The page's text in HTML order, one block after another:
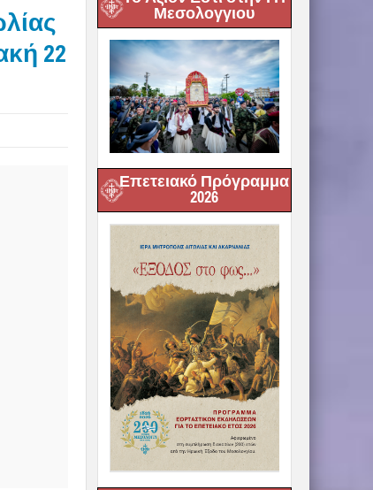
22
Μεσολογγιου
Επετειακό Πρόγραμμα
2026